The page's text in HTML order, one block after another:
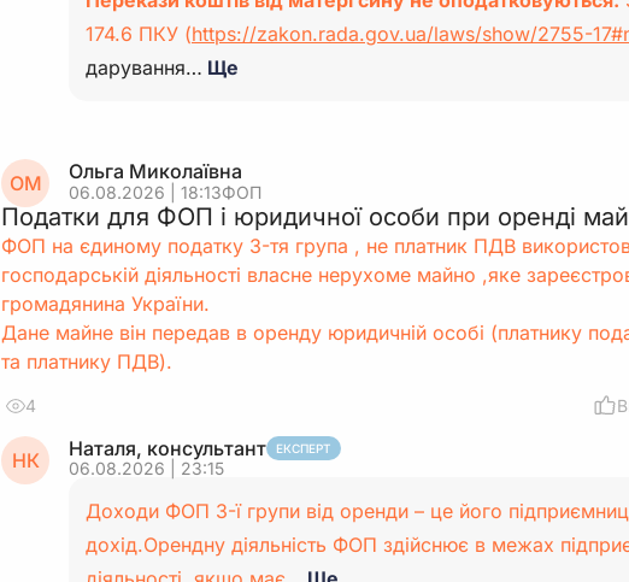
174.6 ПКУ (https://zakon.rada.gov.ua/laws/show/2755-
дарування… Ще
ОМ Ольга Миколаївна
06.08.2026 | 18:13ФОП
Податки для ФОП і юридичної особи при оренді
ФОП на єдиному податку 3-тя група , не платник ПДВ
господарській діяльності власне нерухоме майно ,яке
громадянина України.
Дане майне він передав в оренду юридичній особі (платнику
та платнику ПДВ).
4
НК Наталя, консультант ЕКСПЕРТ
06.08.2026 | 23:15
Доходи ФОП 3-ї групи від оренди – це його
дохід.Орендну діяльність ФОП здійснює в межах